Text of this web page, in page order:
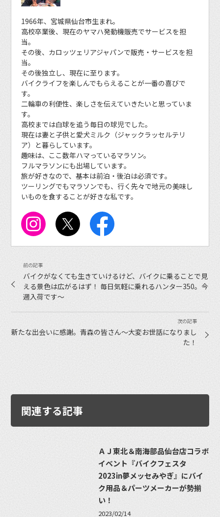
1966年、宮城県仙台市生まれ。
高校卒業後、現在のヤマハ発動機販売でサービスを担
当。
その後、カロッツェリアジャパンで販売・サービスを担
当。
その後独立し、現在に至ります。
バイクライフを楽しんでもらえることが一番の喜びで
す。
二輪車の利便性、楽しさを伝えていきたいと思っていま
す。
高校までは白球を追う毎日の球児でした。
現在は妻と子供と愛犬ミルク（ジャックラッセルテリ
ア）と暮らしています。
趣味は、ここ数年ハマっているマラソン。
フルマラソンにも出場しています。
旅が好きなので、基本は前泊・後泊は必須です。
ツーリングでもマラソンでも、行く先々で地元の美味し
いものを食することが好きな私です。
バイクがなくても生きていけるけど、バイクに乗ることで見
える景色は広がるはず！ 毎日気軽に乗れるハンター350。今
週入荷です〜
新たな出会いに感謝。青森の皆さん〜大変お世話になりまし
た！
関連する記事
ＡＪ東北＆南海部品仙台店コラボ
イベント『バイクフェスタ
2023in夢メッセみやぎ』にバイ
ク用品＆パーツメーカーが勢揃
い！
2023/02/14